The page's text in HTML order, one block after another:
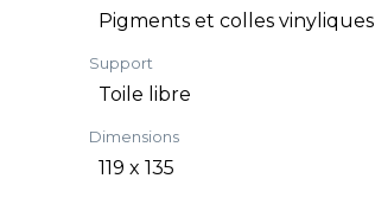
Pigments et colles vinyliques
Support
Toile libre
Dimensions
119 x 135